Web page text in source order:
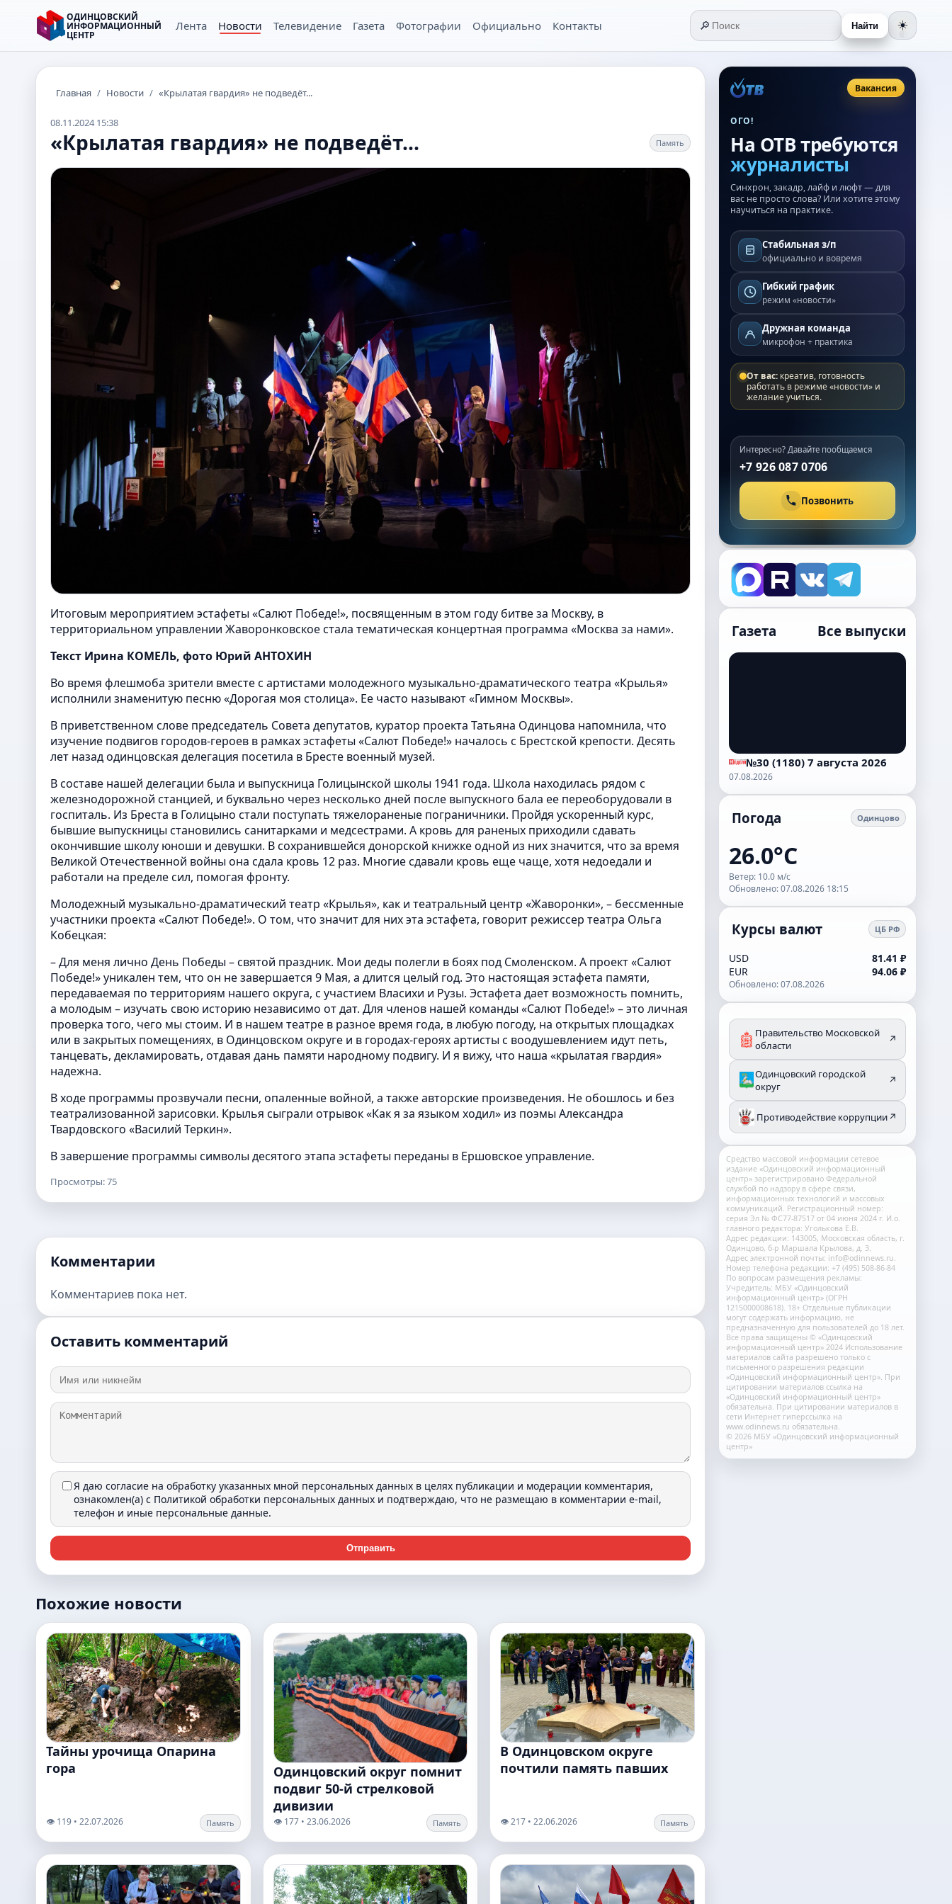
ОДИНЦОВСКИЙ
ИНФОРМАЦИОННЫЙ
ЦЕНТР
Лента Новости Телевидение Газета Фотографии Официально Контакты 🔎 Найти ☀️
Главная / Новости / «Крылатая гвардия» не подведёт...
08.11.2024 15:38
«Крылатая гвардия» не подведёт... Память
Итоговым мероприятием эстафеты «Салют Победе!», посвященным в этом году битве за Москву, в
территориальном управлении Жаворонковское стала тематическая концертная программа «Москва за нами».
Текст Ирина КОМЕЛЬ, фото Юрий АНТОХИН
Во время флешмоба зрители вместе с артистами молодежного музыкально-драматического театра «Крылья»
исполнили знаменитую песню «Дорогая моя столица». Ее часто называют «Гимном Москвы».
В приветственном слове председатель Совета депутатов, куратор проекта Татьяна Одинцова напомнила, что
изучение подвигов городов-героев в рамках эстафеты «Салют Победе!» началось с Брестской крепости. Десять
лет назад одинцовская делегация посетила в Бресте военный музей.
В составе нашей делегации была и выпускница Голицынской школы 1941 года. Школа находилась рядом с
железнодорожной станцией, и буквально через несколько дней после выпускного бала ее переоборудовали в
госпиталь. Из Бреста в Голицыно стали поступать тяжелораненые пограничники. Пройдя ускоренный курс,
бывшие выпускницы становились санитарками и медсестрами. А кровь для раненых приходили сдавать
окончившие школу юноши и девушки. В сохранившейся донорской книжке одной из них значится, что за время
Великой Отечественной войны она сдала кровь 12 раз. Многие сдавали кровь еще чаще, хотя недоедали и
работали на пределе сил, помогая фронту.
Молодежный музыкально-драматический театр «Крылья», как и театральный центр «Жаворонки», – бессменные
участники проекта «Салют Победе!». О том, что значит для них эта эстафета, говорит режиссер театра Ольга
Кобецкая:
– Для меня лично День Победы – святой праздник. Мои деды полегли в боях под Смоленском. А проект «Салют
Победе!» уникален тем, что он не завершается 9 Мая, а длится целый год. Это настоящая эстафета памяти,
передаваемая по территориям нашего округа, с участием Власихи и Рузы. Эстафета дает возможность помнить,
а молодым – изучать свою историю независимо от дат. Для членов нашей команды «Салют Победе!» – это личная
проверка того, чего мы стоим. И в нашем театре в разное время года, в любую погоду, на открытых площадках
или в закрытых помещениях, в Одинцовском округе и в городах-героях артисты с воодушевлением идут петь,
танцевать, декламировать, отдавая дань памяти народному подвигу. И я вижу, что наша «крылатая гвардия»
надежна.
В ходе программы прозвучали песни, опаленные войной, а также авторские произведения. Не обошлось и без
театрализованной зарисовки. Крылья сыграли отрывок «Как я за языком ходил» из поэмы Александра
Твардовского «Василий Теркин».
В завершение программы символы десятого этапа эстафеты переданы в Ершовское управление.
Просмотры: 75
Комментарии
Комментариев пока нет.
Оставить комментарий
Я даю согласие на обработку указанных мной персональных данных в целях публикации и модерации комментария,
ознакомлен(а) с Политикой обработки персональных данных и подтверждаю, что не размещаю в комментарии e-mail,
телефон и иные персональные данные.
Отправить
Похожие новости
Тайны урочища Опарина
гора
👁️ 119 • 22.07.2026 Память
Одинцовский округ помнит
подвиг 50‑й стрелковой
дивизии
👁️ 177 • 23.06.2026 Память
В Одинцовском округе
почтили память павших
👁️ 217 • 22.06.2026 Память
Вакансия
ОГО!
На ОТВ требуются
журналисты
Синхрон, закадр, лайф и люфт — для
вас не просто слова? Или хотите этому
научиться на практике.
Стабильная з/п
официально и вовремя
Гибкий график
режим «новости»
Дружная команда
микрофон + практика
От вас: креатив, готовность
работать в режиме «новости» и
желание учиться.
Интересно? Давайте пообщаемся
+7 926 087 0706
Позвонить
Газета Все выпуски
№30 (1180) 7 августа 2026
07.08.2026
Погода Одинцово
26.0°C
Ветер: 10.0 м/с
Обновлено: 07.08.2026 18:15
Курсы валют ЦБ РФ
USD
81.41 ₽
EUR
94.06 ₽
Обновлено: 07.08.2026
Правительство Московской
области
↗
Одинцовский городской
округ
↗
Противодействие коррупции↗
Средство массовой информации сетевое
издание «Одинцовский информационный
центр» зарегистрировано Федеральной
службой по надзору в сфере связи,
информационных технологий и массовых
коммуникаций. Регистрационный номер:
серия Эл № ФС77-87517 от 04 июня 2024 г. И.о.
главного редактора: Уголькова Е.В.
Адрес редакции: 143005, Московская область, г.
Одинцово, б-р Маршала Крылова, д. 3.
Адрес электронной почты: info@odinnews.ru.
Номер телефона редакции: +7 (495) 508-86-84
По вопросам размещения рекламы:
Учредитель: МБУ «Одинцовский
информационный центр» (ОГРН
1215000008618). 18+ Отдельные публикации
могут содержать информацию, не
предназначенную для пользователей до 18 лет.
Все права защищены © «Одинцовский
информационный центр» 2024 Использование
материалов сайта разрешено только с
письменного разрешения редакции
«Одинцовский информационный центр». При
цитировании материалов ссылка на
«Одинцовский информационный центр»
обязательна. При цитировании материалов в
сети Интернет гиперссылка на
www.odinnews.ru обязательна.
© 2026 МБУ «Одинцовский информационный
центр»